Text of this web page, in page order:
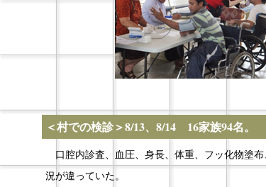
＜村での検診＞8/13、8/14 16家族94名。
口腔内診査、血圧、身長、体重、フッ化物塗
況が違っていた。